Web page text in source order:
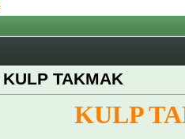
KULP TAKMAK
KULP